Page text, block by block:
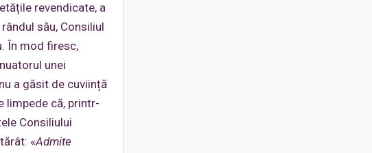
revendicate, a
rândul său, Consiliul
În mod firesc,
unei
a găsit de cuviință
limpede că, printr-
Consiliului
«Admite